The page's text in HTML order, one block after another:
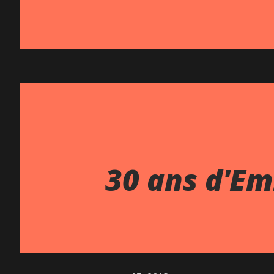
30 ans